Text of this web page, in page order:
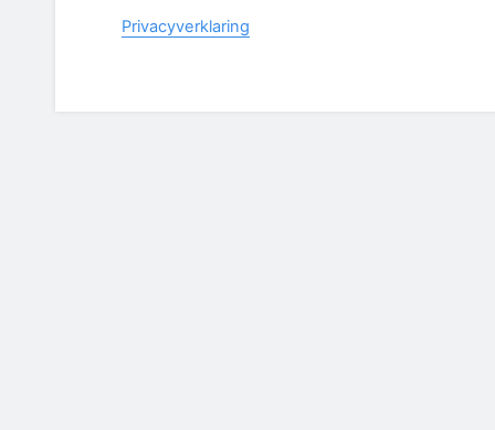
Privacyverklaring